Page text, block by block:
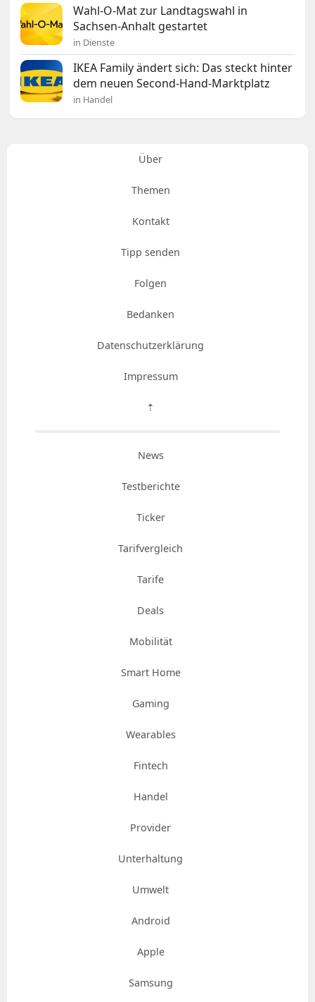
Wahl-O-Mat zur Landtagswahl in
Sachsen-Anhalt gestartet
in Dienste
IKEA Family ändert sich: Das steckt hinter
dem neuen Second-Hand-Marktplatz
in Handel
Über
Themen
Kontakt
Tipp senden
Folgen
Bedanken
Datenschutzerklärung
Impressum
⇡
News
Testberichte
Ticker
Tarifvergleich
Tarife
Deals
Mobilität
Smart Home
Gaming
Wearables
Fintech
Handel
Provider
Unterhaltung
Umwelt
Android
Apple
Samsung